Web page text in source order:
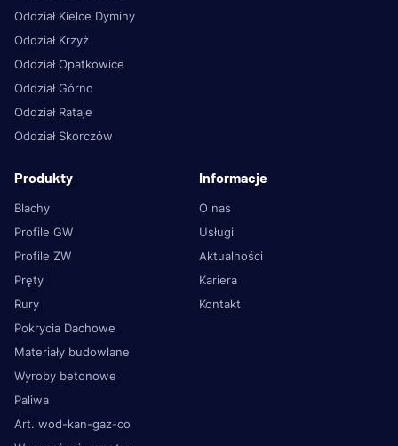
Oddział Kielce Dyminy
Oddział Krzyż
Oddział Opatkowice
Oddział Górno
Oddział Rataje
Oddział Skorczów
Produkty
Blachy
Profile GW
Profile ZW
Pręty
Rury
Pokrycia Dachowe
Materiały budowlane
Wyroby betonowe
Paliwa
Art. wod-kan-gaz-co
Informacje
O nas
Usługi
Aktualności
Kariera
Kontakt